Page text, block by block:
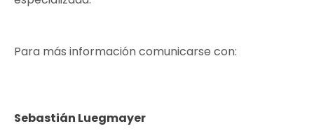
Para más información comunicarse con:
Sebastián Luegmayer